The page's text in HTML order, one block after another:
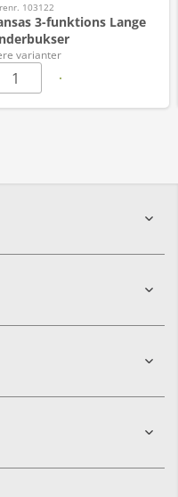
103122
3-funktions Lange
varianter